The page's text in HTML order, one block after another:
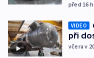
před 16 h
VIDEO
při
včera v